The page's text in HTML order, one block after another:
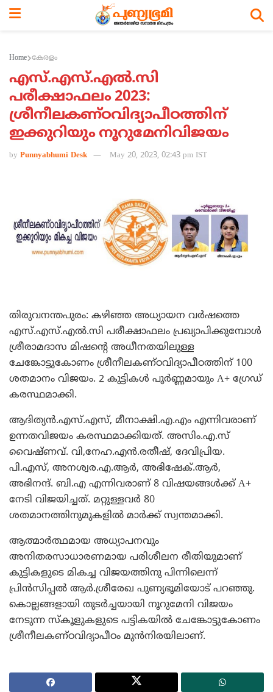
Home കേരളം
എസ്.എസ്.എല്‍.സി
പരീക്ഷാഫലം 2023:
ശ്രീനീലകണ്ഠവിദ്യാപീഠത്തിന്
ഇക്കുറിയും നൂറുമേനിവിജയം
by Punnyabhumi Desk May 20, 2023, 02:43 pm IST
തിരുവനന്തപുരം: കഴിഞ്ഞ അധ്യായന വര്‍ഷത്തെ
എസ്.എസ്.എല്‍.സി പരീക്ഷാഫലം പ്രഖ്യാപിക്കുമ്പോള്‍
ശ്രീരാമദാസ മിഷന്റെ അധീനതയിലുള്ള
ചേങ്കോട്ടുകോണം ശ്രീനീലകണ്ഠവിദ്യാപീഠത്തിന് 100
ശതമാനം വിജയം. 2 കുട്ടികള്‍ പൂര്‍ണ്ണമായും A+ ഗ്രേഡ്
കരസ്ഥമാക്കി.
ആദിത്യന്‍.എസ്.എസ്, മീനാക്ഷി.എ.എം എന്നിവരാണ്
ഉന്നതവിജയം കരസ്ഥമാക്കിയത്. അസിം.എ.സ്
വൈഷ്ണവ്. വി,നേഹ.എൻ.രതീഷ്, ദേവിപ്രിയ.
പി.എസ്, അനശ്വര.എ.ആർ, അഭിഷേക്.ആർ,
അഭിനന്ദ്. ബി.എ എന്നിവരാണ് 8 വിഷയങ്ങള്‍ക്ക് A+
നേടി വിജയിച്ചത്. മറ്റുള്ളവര്‍ 80
ശതമാനത്തിനുമുകളില്‍ മാര്‍ക്ക് സ്വന്തമാക്കി.
ആത്മാര്‍ത്ഥമായ അധ്യാപനവും
അനിതരസാധാരണമായ പരിശീലന രീതിയുമാണ്
കുട്ടികളുടെ മികച്ച വിജയത്തിനു പിന്നിലെന്ന്
പ്രിന്‍സിപ്പല്‍ ആര്‍.ശ്രീരേഖ പുണ്യഭൂമിയോട് പറഞ്ഞു.
കൊല്ലങ്ങളായി തുടര്‍ച്ചയായി നൂറുമേനി വിജയം
നേടുന്ന സ്‌കൂളുകളുടെ പട്ടികയില്‍ ചേങ്കോട്ടുകോണം
ശ്രീനീലകണ്ഠവിദ്യാപീഠം മുന്‍നിരയിലാണ്.